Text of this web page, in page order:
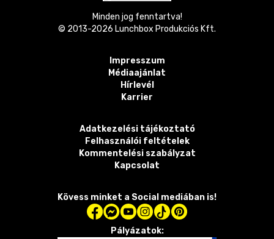
Minden jog fenntartva!
© 2013-2026 Lunchbox Produkciós Kft.
Impresszum
Médiaajánlat
Hírlevél
Karrier
Adatkezelési tájékoztató
Felhasználói feltételek
Kommentelési szabályzat
Kapcsolat
Kövess minket a Social mediában is!
Pályázatok: